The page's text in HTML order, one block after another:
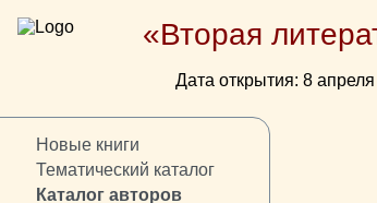
«Вторая
Дата открытия: 8
Новые книги
Тематический каталог
Каталог авторов